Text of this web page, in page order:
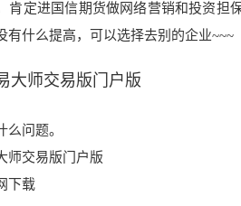
肯定进国信期货做网络营销和投资担
有什么提高，可以选择去别的企业~~~
大师交易版门户版
么问题。
师交易版门户版
下载